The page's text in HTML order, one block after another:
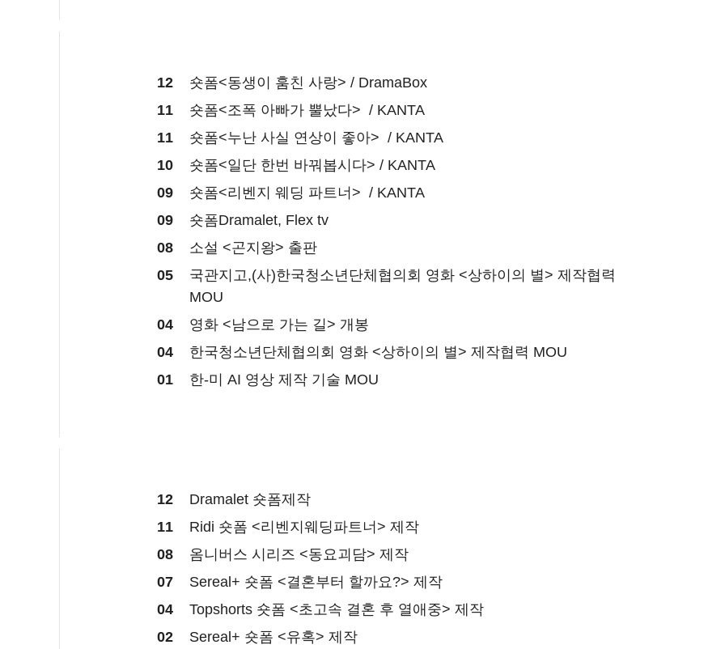
12
숏폼<동생이 훔친 사랑> / DramaBox
11
숏폼<조폭 아빠가 뿔났다> / KANTA
11
숏폼<누난 사실 연상이 좋아> / KANTA
10
숏폼<일단 한번 바꿔봅시다> / KANTA
09
숏폼<리벤지 웨딩 파트너> / KANTA
09
숏폼Dramalet, Flex tv
08
소설 <곤지왕> 출판
05
국관지고,(사)한국청소년단체협의회 영화 <상하이의 별> 제작협력
MOU
04
영화 <남으로 가는 길> 개봉
04
한국청소년단체협의회 영화 <상하이의 별> 제작협력 MOU
01
한-미 AI 영상 제작 기술 MOU
12 Dramalet 숏폼제작
11
Ridi 숏폼 <리벤지웨딩파트너> 제작
08
옴니버스 시리즈 <동요괴담> 제작
07
Sereal+ 숏폼 <결혼부터 할까요?> 제작
04
Topshorts 숏폼 <초고속 결혼 후 열애중> 제작
02
Sereal+ 숏폼 <유혹> 제작